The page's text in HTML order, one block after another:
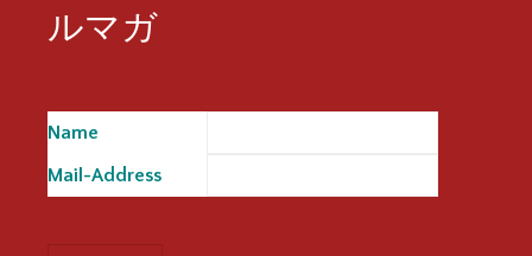
ルマガ
Name
Mail-Address